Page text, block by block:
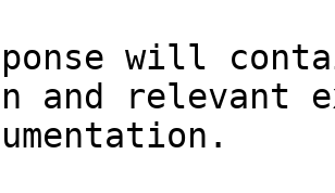
will
and relevant